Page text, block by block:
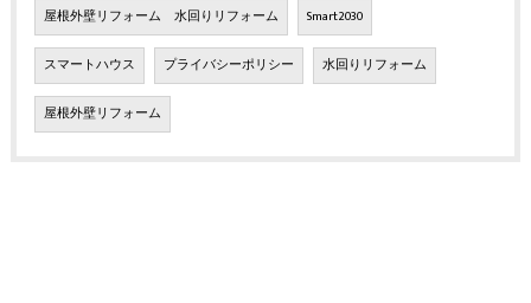
屋根外壁リフォーム 水回りリフォーム Smart2030
スマートハウス プライバシーポリシー 水回りリフォーム
屋根外壁リフォーム